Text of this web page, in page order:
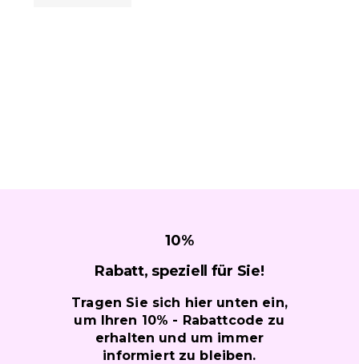
10%
Rabatt, speziell für Sie!
Tragen Sie sich hier unten ein,
um Ihren 10% - Rabattcode zu
erhalten und um immer
informiert zu bleiben.